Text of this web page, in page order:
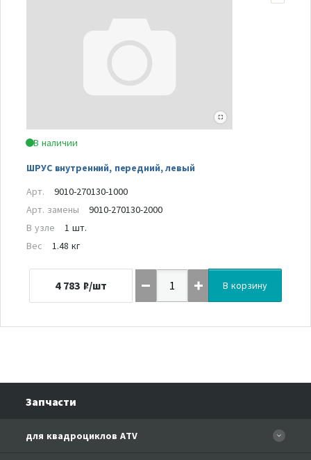
В наличии
ШРУС внутренний, передний, левый
Арт.
9010-270130-1000
Арт. замены
9010-270130-2000
В узле
1 шт.
Вес
1.48 кг
4 783 ₽/шт В корзину
Запчасти
для квадроциклов ATV